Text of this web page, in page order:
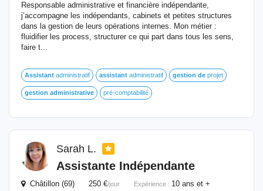
Responsable administrative et financière indépendante,
j’accompagne les indépendants, cabinets et petites structures
dans la gestion de leurs opérations internes. Mon métier :
fluidifier les process, structurer ce qui part dans tous les sens,
faire t...
Assistant administratif assistant administratif gestion de projet
gestion administrative pré-comptabilité
Sarah L.
Assistante Indépendante
Châtillon (69) 250 €/jour Expérience : 10 ans et +